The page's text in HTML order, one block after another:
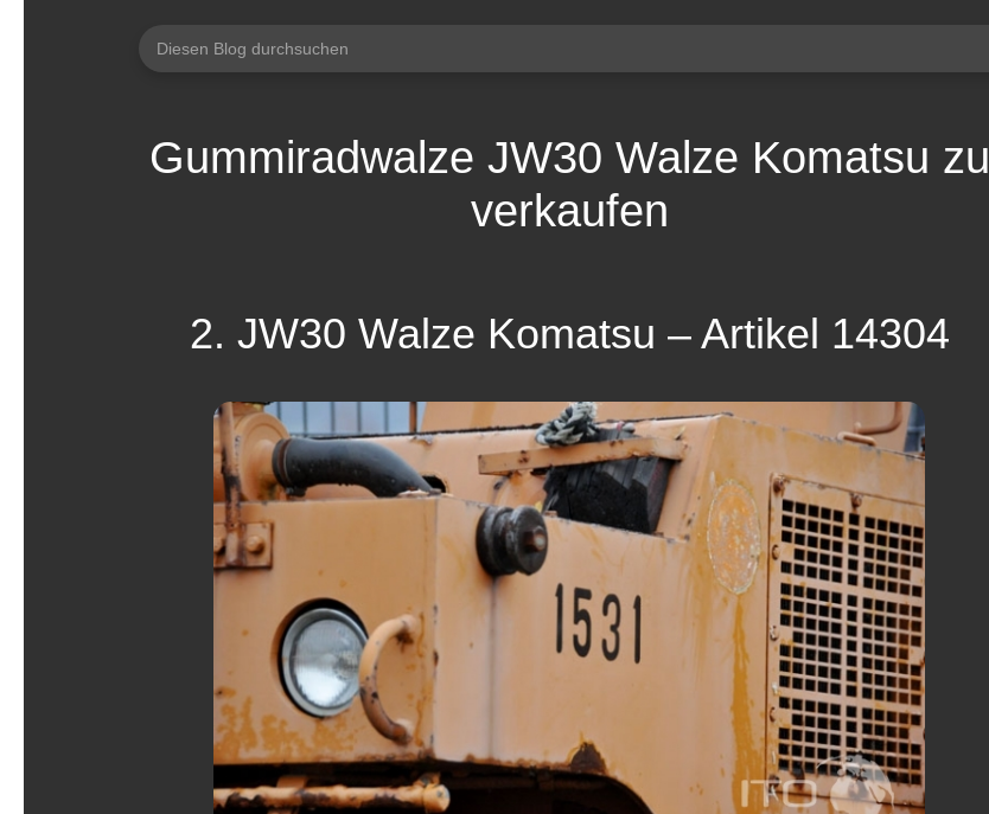
Gummiradwalze JW30 Walze Komatsu zu
verkaufen
2. JW30 Walze Komatsu – Artikel 14304